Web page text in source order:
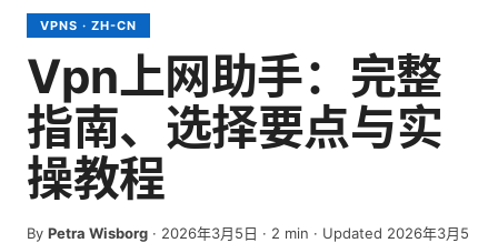
VPNS · ZH-CN
Vpn上网助手：完整
指南、选择要点与实
操教程
By Petra Wisborg · 2026年3月5日 · 2 min · Updated 2026年3月5